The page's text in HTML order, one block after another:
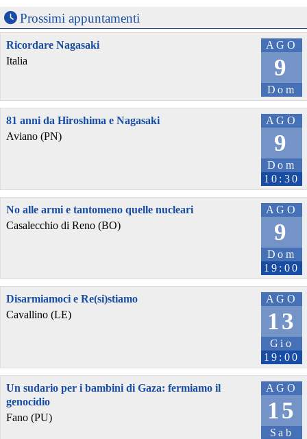
Prossimi appuntamenti
AGO
9
Dom
Ricordare Nagasaki
Italia
AGO
9
Dom
10:30
81 anni da Hiroshima e Nagasaki
Aviano (PN)
AGO
9
Dom
19:00
No alle armi e tantomeno quelle nucleari
Casalecchio di Reno (BO)
AGO
13
Gio
19:00
Disarmiamoci e Re(si)stiamo
Cavallino (LE)
AGO
15
Sab
Un sudario per i bambini di Gaza: fermiamo il
genocidio
Fano (PU)